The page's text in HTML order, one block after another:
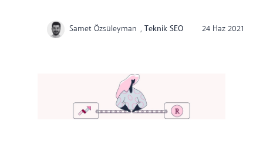
Samet Özsüleyman , Teknik SEO 24 Haz 2021